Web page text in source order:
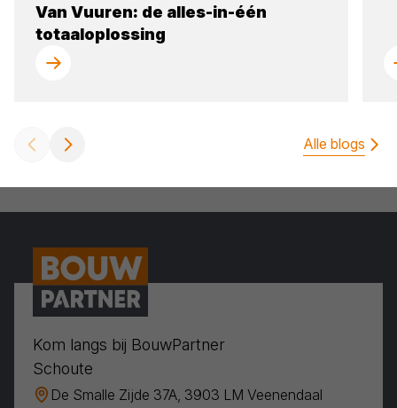
Van Vuuren: de alles-in-één
totaaloplossing
Alle blogs
Kom langs bij BouwPartner
Schoute
De Smalle Zijde 37A, 3903 LM Veenendaal